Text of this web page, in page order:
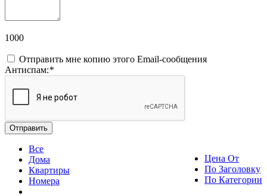
1000
Отправить мне копию этого Email-сообщения
Антиспам:*
Отправить
Цена От
По Заголовку
По Категории
Все
Дома
Квартиры
Номера